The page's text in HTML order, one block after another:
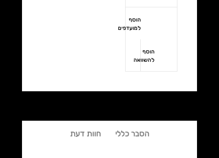
הוסף
למועדפים
הוסף
להשוואה
הסבר כללי חוות דעת